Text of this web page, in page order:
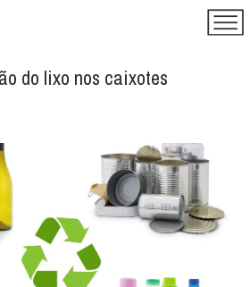
do lixo nos caixotes